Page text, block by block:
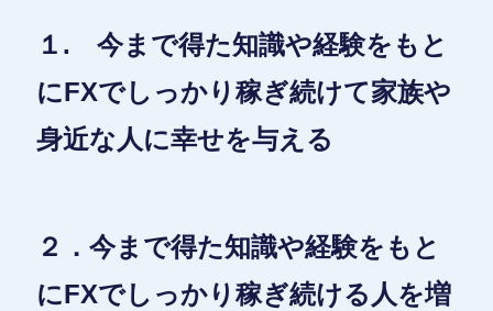
１. 今まで得た知識や経験をもと
にFXでしっかり稼ぎ続けて家族や
身近な人に幸せを与える
２．今まで得た知識や経験をもと
にFXでしっかり稼ぎ続ける人を増